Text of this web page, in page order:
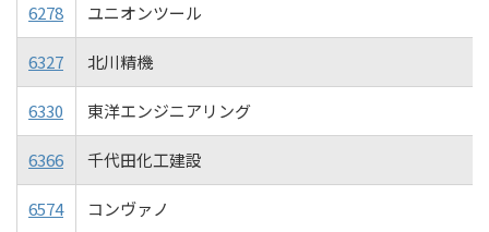
6278 ユニオンツール
6327 北川精機
6330 東洋エンジニアリング
6366 千代田化工建設
6574 コンヴァノ